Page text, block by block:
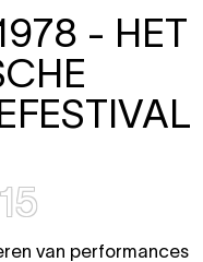
- HET
van performances